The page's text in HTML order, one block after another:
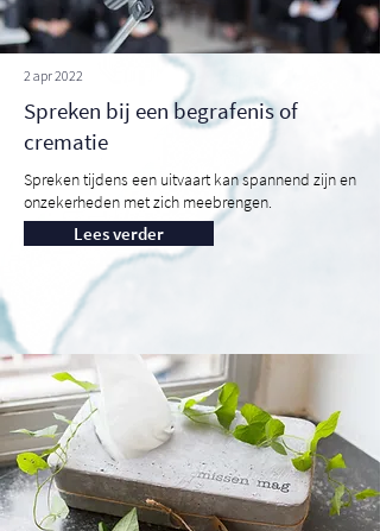
2 apr 2022
Spreken bij een begrafenis of
crematie
Spreken tijdens een uitvaart kan spannend zijn en
onzekerheden met zich meebrengen.
Lees verder